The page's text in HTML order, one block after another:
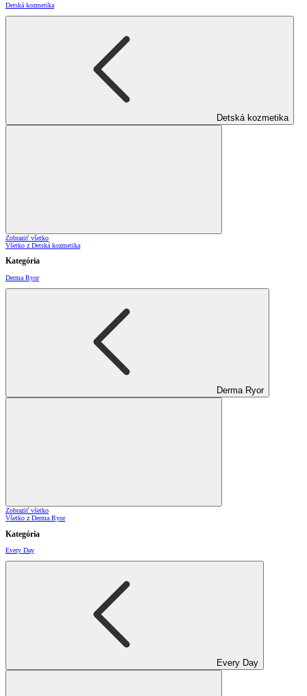
Detská kozmetika
Detská kozmetika
Zobraziť všetko
Všetko z Detská kozmetika
Kategória
Derma Ryor
Derma Ryor
Zobraziť všetko
Všetko z Derma Ryor
Kategória
Every Day
Every Day